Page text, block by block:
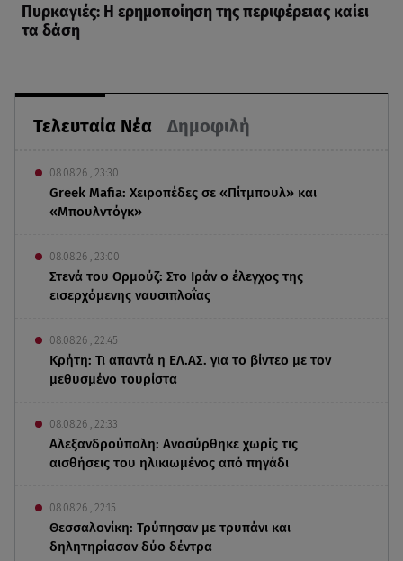
Τελευταία Νέα Δημοφιλή
08.08.26 , 23:30
Greek Mafia: Χειροπέδες σε «Πίτμπουλ» και
«Μπουλντόγκ»
08.08.26 , 23:00
Στενά του Ορμούζ: Στο Ιράν ο έλεγχος της
εισερχόμενης ναυσιπλοΐας
08.08.26 , 22:45
Κρήτη: Τι απαντά η ΕΛ.ΑΣ. για το βίντεο με τον
μεθυσμένο τουρίστα
08.08.26 , 22:33
Αλεξανδρούπολη: Ανασύρθηκε χωρίς τις
αισθήσεις του ηλικιωμένος από πηγάδι
08.08.26 , 22:15
Θεσσαλονίκη: Τρύπησαν με τρυπάνι και
δηλητηρίασαν δύο δέντρα
Πυρκαγιές: Η ερημοποίηση της περιφέρειας καίει
τα δάση